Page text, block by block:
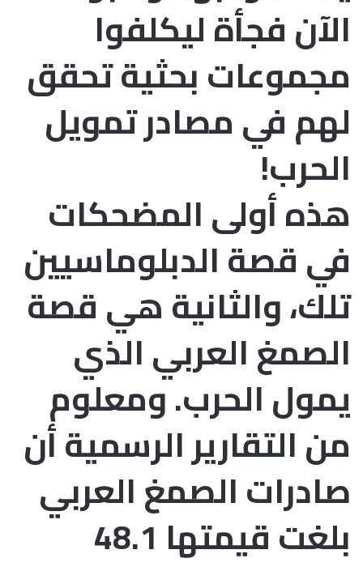
الآن فجأة ليكلفوا
مجموعات بحثية تحقق
لهم في مصادر تمويل
الحرب!
هذه أولى المضحكات
في قصة الدبلوماسيين
تلك، والثانية هي قصة
الصمغ العربي الذي
يمول الحرب. ومعلوم
من التقارير الرسمية أن
صادرات الصمغ العربي
بلغت قيمتها 48.1